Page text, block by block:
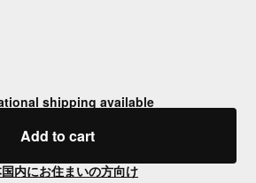
shipping available
Add to cart
国内にお住まいの方向け